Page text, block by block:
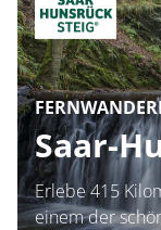
Saar-
Erlebe 415
einem der